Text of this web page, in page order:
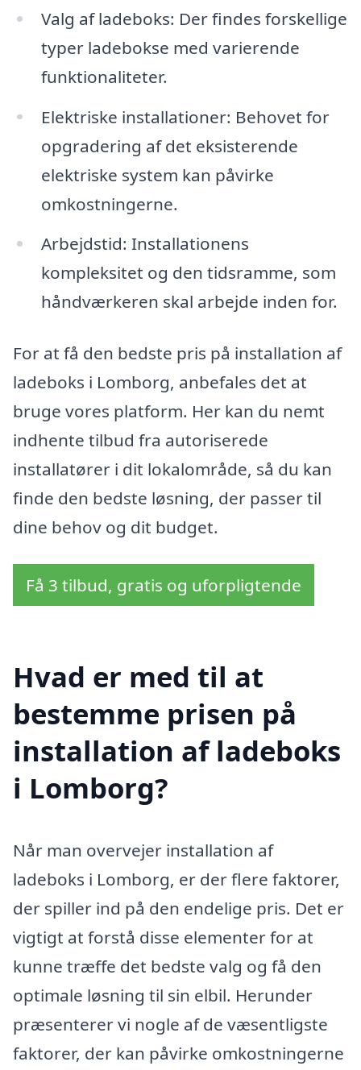
Valg af ladeboks: Der findes forskellige
typer ladebokse med varierende
funktionaliteter.
Elektriske installationer: Behovet for
opgradering af det eksisterende
elektriske system kan påvirke
omkostningerne.
Arbejdstid: Installationens
kompleksitet og den tidsramme, som
håndværkeren skal arbejde inden for.
For at få den bedste pris på installation af
ladeboks i Lomborg, anbefales det at
bruge vores platform. Her kan du nemt
indhente tilbud fra autoriserede
installatører i dit lokalområde, så du kan
finde den bedste løsning, der passer til
dine behov og dit budget.
Få 3 tilbud, gratis og uforpligtende
Hvad er med til at
bestemme prisen på
installation af ladeboks
i Lomborg?
Når man overvejer installation af
ladeboks i Lomborg, er der flere faktorer,
der spiller ind på den endelige pris. Det er
vigtigt at forstå disse elementer for at
kunne træffe det bedste valg og få den
optimale løsning til sin elbil. Herunder
præsenterer vi nogle af de væsentligste
faktorer, der kan påvirke omkostningerne